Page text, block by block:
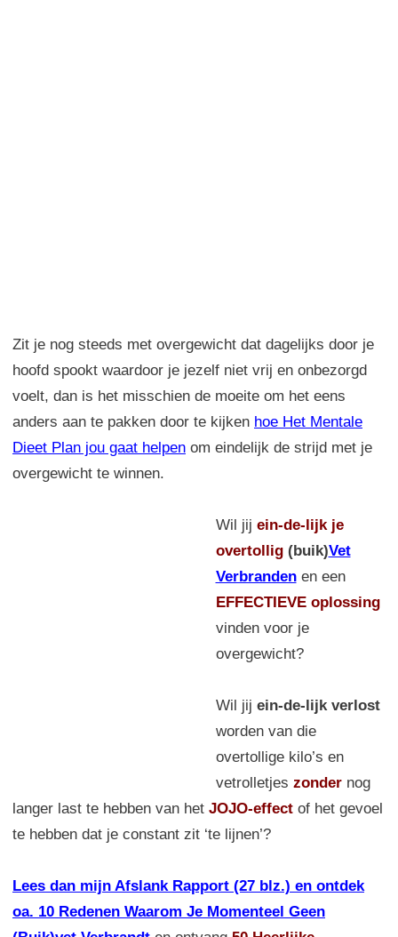
Zit je nog steeds met overgewicht dat dagelijks door je
hoofd spookt waardoor je jezelf niet vrij en onbezorgd
voelt, dan is het misschien de moeite om het eens
anders aan te pakken door te kijken hoe Het Mentale
Dieet Plan jou gaat helpen om eindelijk de strijd met je
overgewicht te winnen.
Wil jij ein-de-lijk je
overtollig(buik)Vet
Verbranden en een
EFFECTIEVE oplossing
vinden voor je
overgewicht?
Wil jij ein-de-lijk verlost
worden van die
overtollige kilo’s en
vetrolletjes zondernog
langer last te hebben van het JOJO-effect of het gevoel
te hebben dat je constant zit ‘te lijnen’?
Lees dan mijn Afslank Rapport (27 blz.) en ontdek
oa. 10 Redenen Waarom Je Momenteel Geen